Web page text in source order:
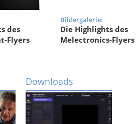
des
Flyers
Bildergalerie:
Die Highlights des
Melectronics-Flyers
Downloads